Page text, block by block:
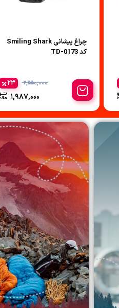
چراغ پیشانی Smiling Shark
کد TD-0173
2,550,000
1,987,000
23